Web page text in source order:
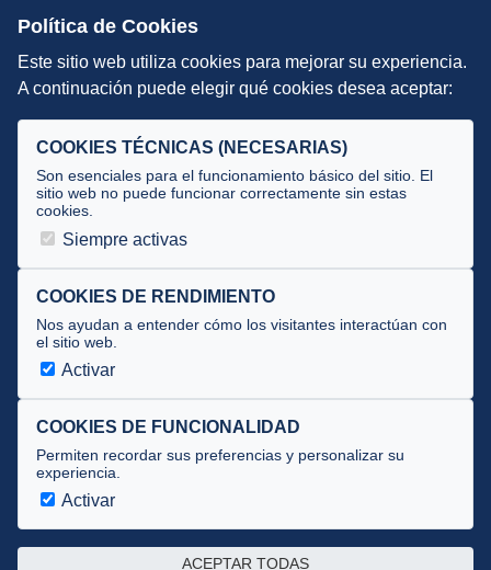
Escuelas de Triatlón
DIRECCIÓN TÉCNICA
Selecciones
Tecnificación
JUECES Y OFICIALES
Documentos
Cursos
Circulares oficiales
Convocatorias y Equipaciones
Av. José Atarés 101, semisótano. 50018 Zaragoza
Política de Cookies
Este sitio web utiliza cookies para mejorar su experiencia.
A continuación puede elegir qué cookies desea aceptar:
COOKIES TÉCNICAS (NECESARIAS)
Son esenciales para el funcionamiento básico del sitio. El
sitio web no puede funcionar correctamente sin estas
cookies.
Siempre activas
COOKIES DE RENDIMIENTO
Nos ayudan a entender cómo los visitantes interactúan con
el sitio web.
Activar
COOKIES DE FUNCIONALIDAD
Permiten recordar sus preferencias y personalizar su
experiencia.
Activar
ACEPTAR TODAS